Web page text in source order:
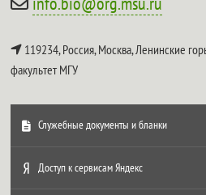
119234, Россия, Москва, Ленинские
факультет МГУ
Служебные документы и бланки
Доступ к сервисам Яндекс